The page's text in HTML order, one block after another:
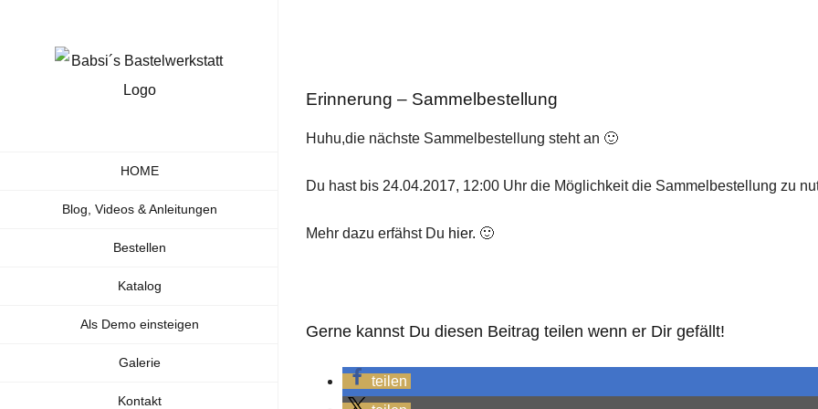
HOME
Blog, Videos & Anleitungen
Bestellen
Katalog
Als Demo einsteigen
Galerie
Kontakt
Erinnerung – Sammelbestellung
Huhu,die nächste Sammelbestellung steht an 🙂
Du hast bis 24.04.2017, 12:00 Uhr die Möglichkeit die Sammelbestellung zu
Mehr dazu erfähst Du hier. 🙂
Gerne kannst Du diesen Beitrag teilen wenn er Dir gefällt!
teilen